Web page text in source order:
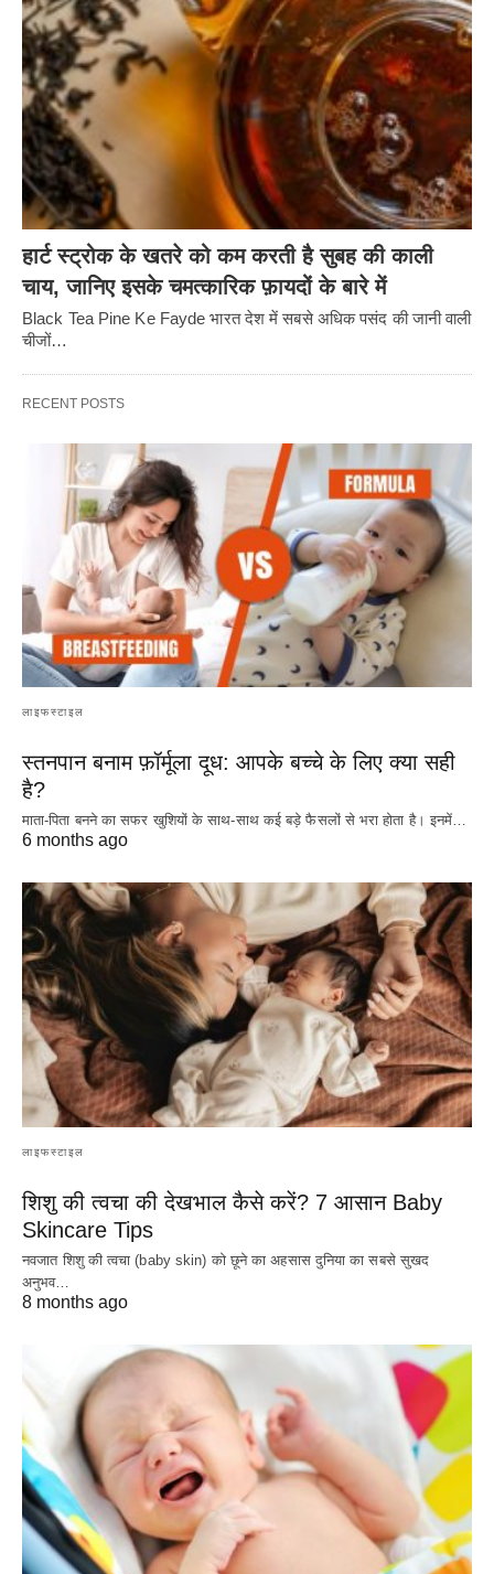
हार्ट स्ट्रोक के खतरे को कम करती है सुबह की काली
चाय, जानिए इसके चमत्कारिक फ़ायदों के बारे में
Black Tea Pine Ke Fayde भारत देश में सबसे अधिक पसंद की जानी वाली
चीजों…
RECENT POSTS
लाइफस्टाइल
स्तनपान बनाम फ़ॉर्मूला दूध: आपके बच्चे के लिए क्या सही
है?
माता-पिता बनने का सफर खुशियों के साथ-साथ कई बड़े फैसलों से भरा होता है। इनमें…
6 months ago
लाइफस्टाइल
शिशु की त्वचा की देखभाल कैसे करें? 7 आसान Baby
Skincare Tips
नवजात शिशु की त्वचा (baby skin) को छूने का अहसास दुनिया का सबसे सुखद
अनुभव…
8 months ago